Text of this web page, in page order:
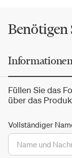
Benötigen
Füllen Sie das
über das
Vollständiger